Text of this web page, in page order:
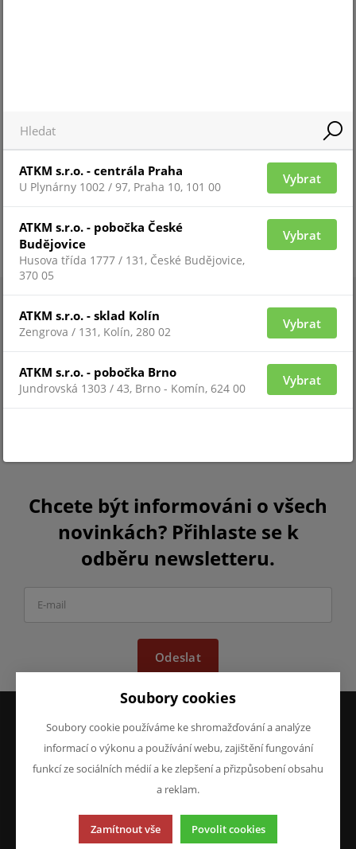
Chcete být informováni o všech
novinkách? Přihlaste se k
odběru newsletteru.
Odeslat
VŠE O NÁKUPU
Obchodní podmínky
osobních údajů
Doprava a platba
O FIRMĚ
O nás
Kontakty
Soubory cookies
Soubory cookie používáme ke shromažďování a analýze
informací o výkonu a používání webu, zajištění fungování
funkcí ze sociálních médií a ke zlepšení a přizpůsobení obsahu
a reklam.
Zamítnout vše Povolit cookies
ATKM s.r.o. - centrála Praha
U Plynárny 1002 / 97, Praha 10, 101 00
Vybrat
ATKM s.r.o. - pobočka České
Budějovice
Husova třída 1777 / 131, České Budějovice,
370 05
Vybrat
ATKM s.r.o. - sklad Kolín
Zengrova / 131, Kolín, 280 02
Vybrat
ATKM s.r.o. - pobočka Brno
Jundrovská 1303 / 43, Brno - Komín, 624 00
Vybrat